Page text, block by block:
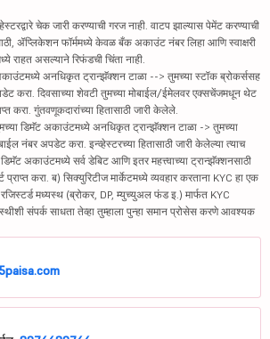
चेक जारी करण्याची गरज नाही. वाटप झाल्यास पेमेंट करण्याची
ॲप्लिकेशन फॉर्ममध्ये केवळ बँक अकाउंट नंबर लिहा आणि स्वाक्षरी
राहत असल्याने रिफंडची चिंता नाही.
अनधिकृत ट्रान्झॅक्शन टाळा --> तुमच्या स्टॉक ब्रोकर्ससह
करा. दिवसाच्या शेवटी तुमच्या मोबाईल/ईमेलवर एक्सचेंजमधून थेट
करा. गुंतवणूकदारांच्या हितासाठी जारी केलेले.
डिमॅट अकाउंटमध्ये अनधिकृत ट्रान्झॅक्शन टाळा -> तुमच्या
नंबर अपडेट करा. इन्व्हेस्टरच्या हितासाठी जारी केलेल्या त्याच
अकाउंटमध्ये सर्व डेबिट आणि इतर महत्त्वाच्या ट्रान्झॅक्शनसाठी
प्राप्त करा. ब) सिक्युरिटीज मार्केटमध्ये व्यवहार करताना KYC हा एक
मध्यस्थ (ब्रोकर, DP, म्युच्युअल फंड इ.) मार्फत KYC
संपर्क साधता तेव्हा तुम्हाला पुन्हा समान प्रोसेस करणे आवश्यक